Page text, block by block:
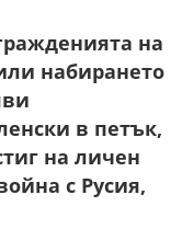
на
набирането
в петък,
на личен
с Русия,